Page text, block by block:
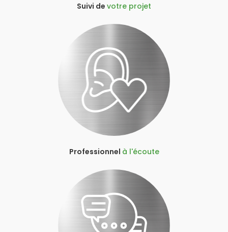
Suivi de votre projet
Professionnel à l'écoute